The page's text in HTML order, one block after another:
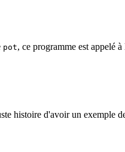
pot, ce programme est appelé
histoire d'avoir un exemple